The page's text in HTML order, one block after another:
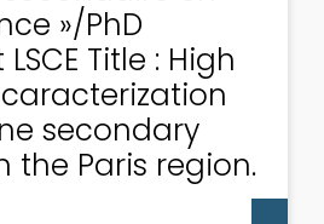
»/PhD
Title : High
secondary
the Paris region.